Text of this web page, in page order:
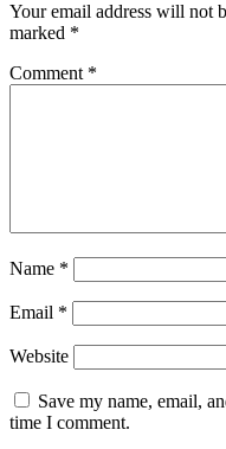
Your email address will not
marked *
Comment *
Name *
Email *
Website
Save my name, email,
time I comment.